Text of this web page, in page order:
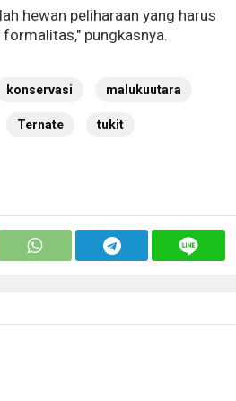
hewan peliharaan yang harus
pungkasnya.
konservasi malukuutara
Ternate tukit